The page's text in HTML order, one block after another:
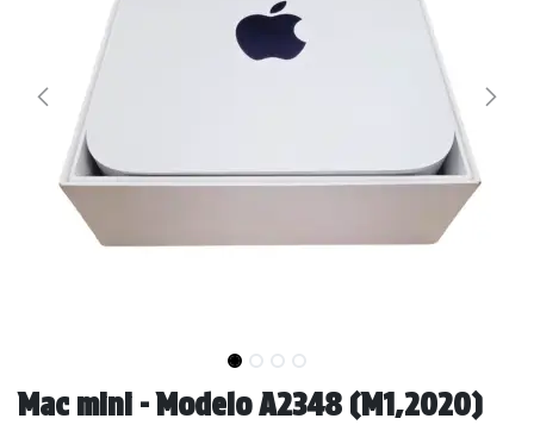
Mac mini - Modelo A2348 (M1,2020)